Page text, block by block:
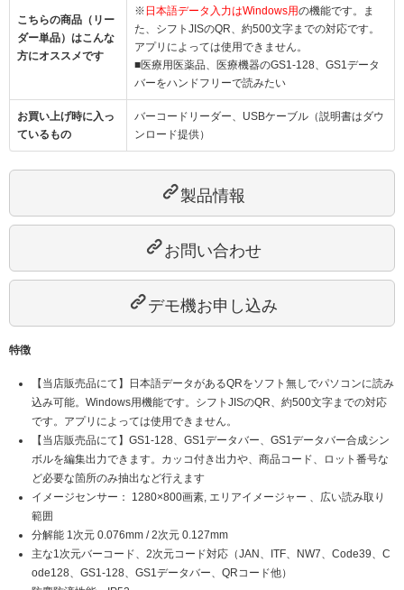
こちらの商品（リー
ダー単品）はこんな
方にオススメです
※ 日本語データ入力はWindows用の機能です。ま
た、シフトJISのQR、約500文字までの対応です。
アプリによっては使用できません。
■医療用医薬品、医療機器のGS1-128、GS1データ
バーをハンドフリーで読みたい
お買い上げ時に入っ
ているもの
バーコードリーダー、USBケーブル（説明書はダウ
ンロード提供）
製品情報
お問い合わせ
デモ機お申し込み
特徴
【当店販売品にて】日本語データがあるQRをソフト無しでパソコンに読み
込み可能。Windows用機能です。シフトJISのQR、約500文字までの対応
です。アプリによっては使用できません。
【当店販売品にて】GS1-128、GS1データバー、GS1データバー合成シン
ボルを編集出力できます。カッコ付き出力や、商品コード、ロット番号な
ど必要な箇所のみ抽出など行えます
イメージセンサー： 1280×800画素, エリアイメージャー 、広い読み取り
範囲
分解能 1次元 0.076mm / 2次元 0.127mm
主な1次元バーコード、2次元コード対応（JAN、ITF、NW7、Code39、C
ode128、GS1-128、GS1データバー、QRコード他）